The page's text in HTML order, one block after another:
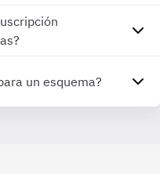
un esquema?